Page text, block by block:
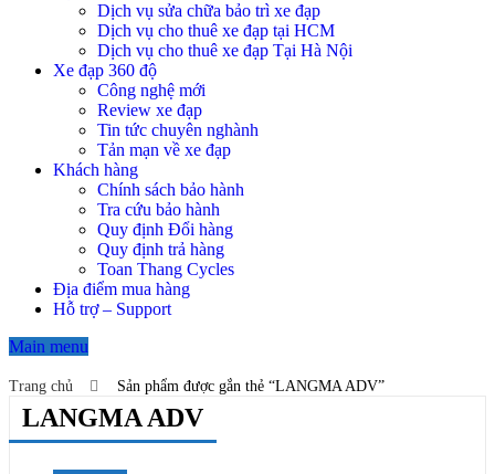
Dịch vụ sửa chữa bảo trì xe đạp
Dịch vụ cho thuê xe đạp tại HCM
Dịch vụ cho thuê xe đạp Tại Hà Nội
Xe đạp 360 độ
Công nghệ mới
Review xe đạp
Tin tức chuyên nghành
Tản mạn về xe đạp
Khách hàng
Chính sách bảo hành
Tra cứu bảo hành
Quy định Đổi hàng
Quy định trả hàng
Toan Thang Cycles
Địa điểm mua hàng
Hỗ trợ – Support
Main menu
Trang chủ Sản phẩm được gắn thẻ “LANGMA ADV”
LANGMA ADV